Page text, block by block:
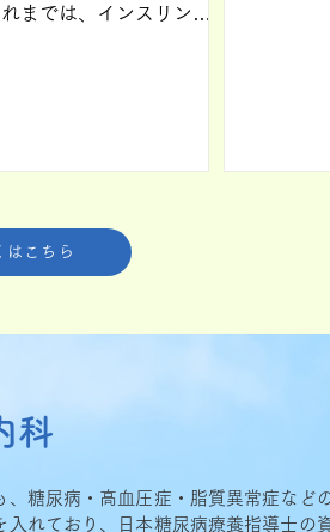
までは、インスリン自
診断をされている方
を行っていない方。 ・
１回に支給するセンサー
と考えられる範囲に制
して受ける追加的な医
はこちら
科
糖尿病・高血圧症・脂質異常症など
れており、日本糖尿病療養指導士の